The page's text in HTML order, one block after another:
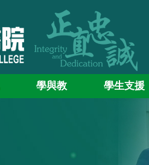
學與教 學生支援